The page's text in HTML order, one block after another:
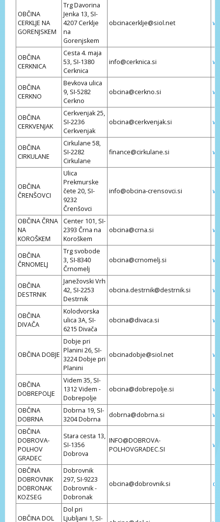
OBČINA
CERKLJE NA
GORENJSKEM
Trg Davorina
Jenka 13, SI-
4207 Cerklje
na
Gorenjskem
obcinacerklje@siol.net
OBČINA
CERKNICA
Cesta 4. maja
53, SI-1380
Cerknica
info@cerknica.si
OBČINA
CERKNO
Bevkova ulica
9, SI-5282
Cerkno
obcina@cerkno.si
OBČINA
CERKVENJAK
Cerkvenjak 25,
SI-2236
Cerkvenjak
obcina@cerkvenjak.si
OBČINA
CIRKULANE
Cirkulane 58,
SI-2282
Cirkulane
finance@cirkulane.si
OBČINA
ČRENŠOVCI
Ulica
Prekmurske
čete 20, SI-
9232
Črenšovci
info@obcina-crensovci.si
OBČINA ČRNA
NA
KOROŠKEM
Center 101, SI-
2393 Črna na
Koroškem
obcina@crna.si
OBČINA
ČRNOMELJ
Trg svobode
3, SI-8340
Črnomelj
obcina@crnomelj.si
OBČINA
DESTRNIK
Janežovski Vrh
42, SI-2253
Destrnik
obcina.destrnik@destrnik.si
OBČINA
DIVAČA
Kolodvorska
ulica 3A, SI-
6215 Divača
obcina@divaca.si
OBČINA DOBJE
Dobje pri
Planini 26, SI-
3224 Dobje pri
Planini
obcinadobje@siol.net
OBČINA
DOBREPOLJE
Videm 35, SI-
1312 Videm -
Dobrepolje
obcina@dobrepolje.si
OBČINA
DOBRNA
Dobrna 19, SI-
3204 Dobrna
dobrna@dobrna.si
OBČINA
DOBROVA-
POLHOV
GRADEC
Stara cesta 13,
SI-1356
Dobrova
INFO@DOBROVA-
POLHOVGRADEC.SI
OBČINA
DOBROVNIK
DOBRONAK
KOZSEG
Dobrovnik
297, SI-9223
Dobrovnik -
Dobronak
obcina@dobrovnik.si
OBČINA DOL
Dol pri
Ljubljani 1, SI-